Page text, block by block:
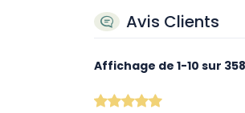
Avis Clients
Affichage de 1-10 sur 358